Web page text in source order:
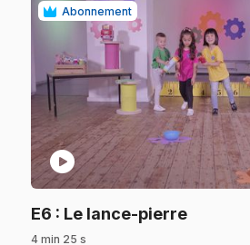
Abonnement
play_circle
E6 : Le lance-pierre.
4 min 25 s